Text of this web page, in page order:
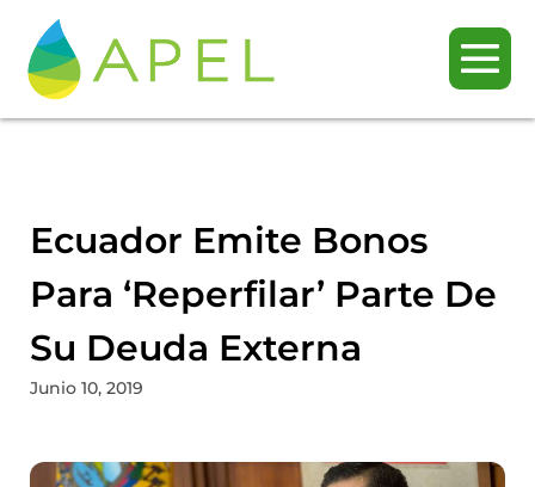
Ecuador Emite Bonos
Para ‘reperfilar’ Parte De
Su Deuda Externa
Junio 10, 2019